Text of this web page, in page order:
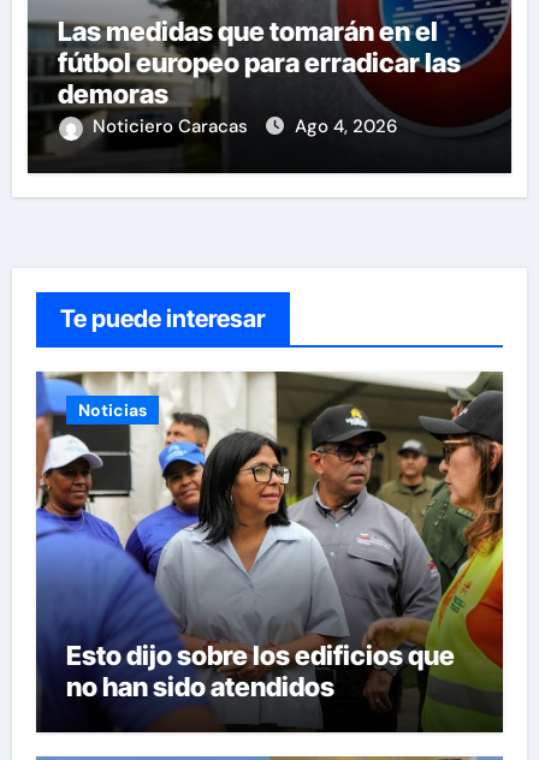
Las medidas que tomarán en el
fútbol europeo para erradicar las
demoras
Noticiero Caracas Ago 4, 2026
Te puede interesar
Noticias
Esto dijo sobre los edificios que
no han sido atendidos